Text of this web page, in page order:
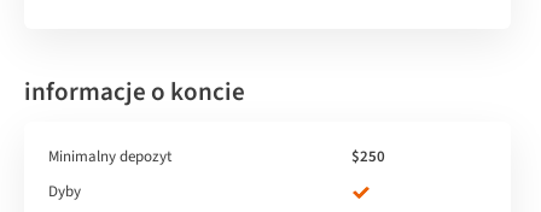
informacje o koncie
Minimalny depozyt
$250
Dyby